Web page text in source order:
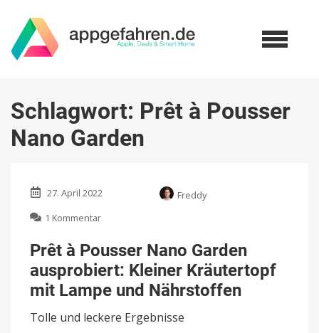
Schlagwort: Prêt à Pousser
Nano Garden
27. April 2022
Freddy
1 Kommentar
à
Pousser
Nano
Garden
ausprobiert:
Kleiner
Kräutertopf
Prêt à Pousser Nano Garden
ausprobiert: Kleiner Kräutertopf
mit Lampe und Nährstoffen
Tolle und leckere Ergebnisse